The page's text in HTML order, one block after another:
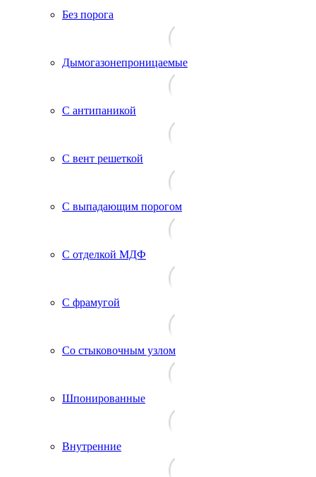
Без порога
Дымогазонепроницаемые
С антипаникой
С вент решеткой
С выпадающим порогом
С отделкой МДФ
С фрамугой
Со стыковочным узлом
Шпонированные
Внутренние